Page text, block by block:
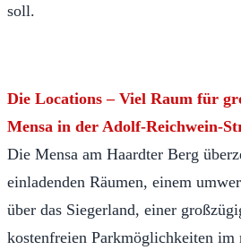
soll.
Die Locations – Viel Raum für
Mensa in der Adolf-Reichwein-
Die Mensa am Haardter Berg
einladenden Räumen, einem
über das Siegerland, einer
kostenfreien Parkmöglichkeiten im